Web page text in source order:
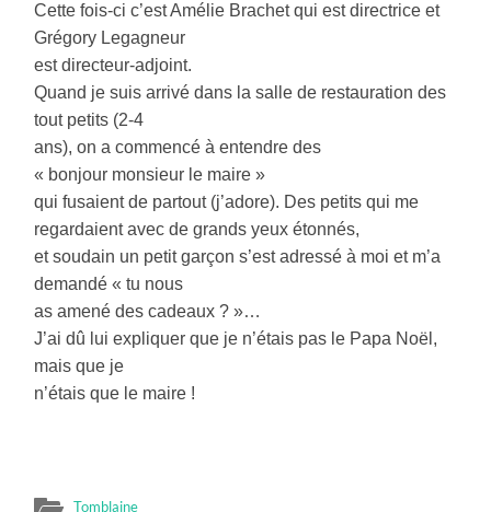
Cette fois-ci c’est Amélie Brachet qui est directrice et
Grégory Legagneur
est directeur-adjoint.
Quand je suis arrivé dans la salle de restauration des
tout petits (2-4
ans), on a commencé à entendre des
« bonjour monsieur le maire »
qui fusaient de partout (j’adore). Des petits qui me
regardaient avec de grands yeux étonnés,
et soudain un petit garçon s’est adressé à moi et m’a
demandé « tu nous
as amené des cadeaux ? »…
J’ai dû lui expliquer que je n’étais pas le Papa Noël,
mais que je
n’étais que le maire !
Tomblaine